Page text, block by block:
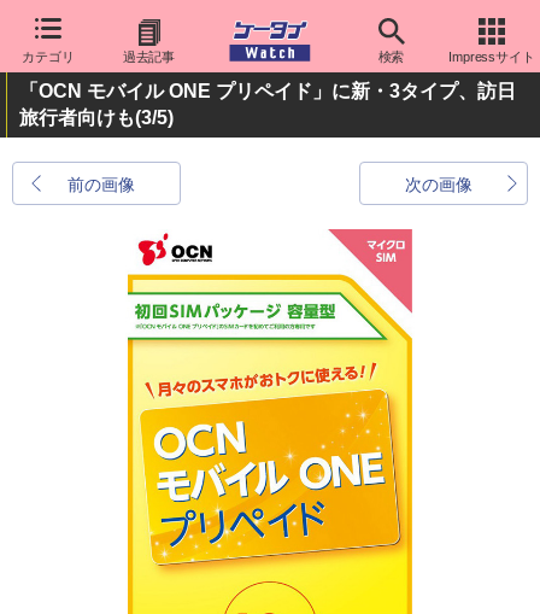
カテゴリ 過去記事 検索 Impressサイト
「OCN モバイル ONE プリペイド」に新・3タイプ、訪日
旅行者向けも(3/5)
前の画像 次の画像